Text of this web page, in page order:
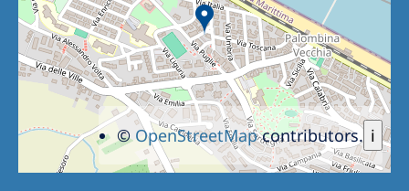
i
©OpenStreetMapcontributors.